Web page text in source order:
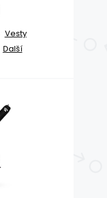
Vesty
Další